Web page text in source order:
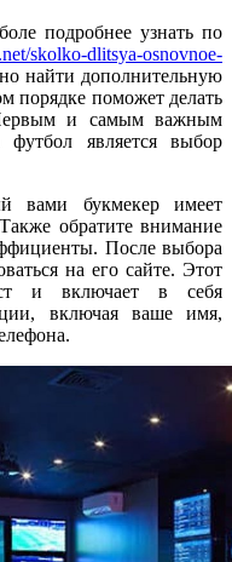
подробнее узнать по
skolko-dlitsya-osnovnoe-
найти дополнительную
порядке поможет делать
и самым важным
является выбор
вами букмекер имеет
обратите внимание
После выбора
на его сайте. Этот
и включает в себя
включая ваше имя,